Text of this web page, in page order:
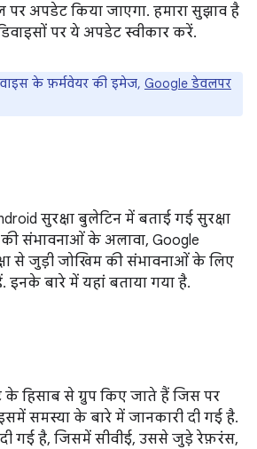
अपडेट किया जाएगा. हमारा सुझाव है
पर ये अपडेट स्वीकार करें.
के फ़र्मवेयर की इमेज, Google डेवलपर
सुरक्षा बुलेटिन में बताई गई सुरक्षा
संभावनाओं के अलावा, Google
से जुड़ी जोखिम की संभावनाओं के लिए
इनके बारे में यहां बताया गया है.
हिसाब से ग्रुप किए जाते हैं जिस पर
समस्या के बारे में जानकारी दी गई है.
गई है, जिसमें सीवीई, उससे जुड़े रेफ़रंस,